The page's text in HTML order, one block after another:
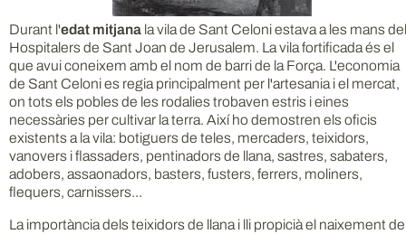
Durant l'edat mitjana la vila de Sant Celoni estava a les mans
Hospitalers de Sant Joan de Jerusalem. La vila fortificada és el
que avui coneixem amb el nom de barri de la Força. L'economia
de Sant Celoni es regia principalment per l'artesania i el mercat,
on tots els pobles de les rodalies trobaven estris i eines
necessàries per cultivar la terra. Així ho demostren els oficis
existents a la vila: botiguers de teles, mercaders, teixidors,
vanovers i flassaders, pentinadors de llana, sastres, sabaters,
adobers, assaonadors, basters, fusters, ferrers, moliners,
flequers, carnissers...
La importància dels teixidors de llana i lli propicià el naixement de